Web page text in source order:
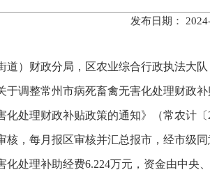
发布日期：
道）财政分局，区农业综合行政执法大
于调整常州市病死畜禽无害化处理财政
化处理财政补贴政策的通知》（常农计
核，每月报区审核并汇总报市，经市级
化处理补助经费6.224万元，资金由中央